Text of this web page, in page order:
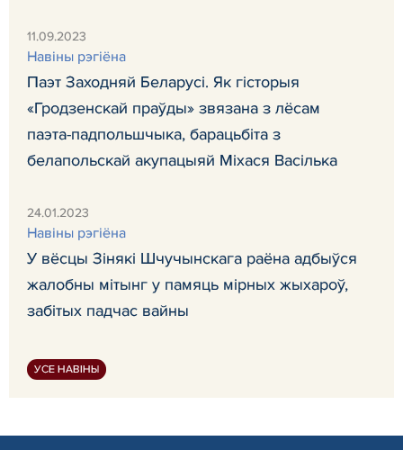
11.09.2023
Навiны рэгiёна
Паэт Заходняй Беларусі. Як гісторыя
«Гродзенскай праўды» звязана з лёсам
паэта-падпольшчыка, барацьбіта з
белапольскай акупацыяй Міхася Васілька
24.01.2023
Навiны рэгiёна
У вёсцы Зінякі Шчучынскага раёна адбыўся
жалобны мітынг у памяць мірных жыхароў,
забітых падчас вайны
УСЕ НАВІНЫ